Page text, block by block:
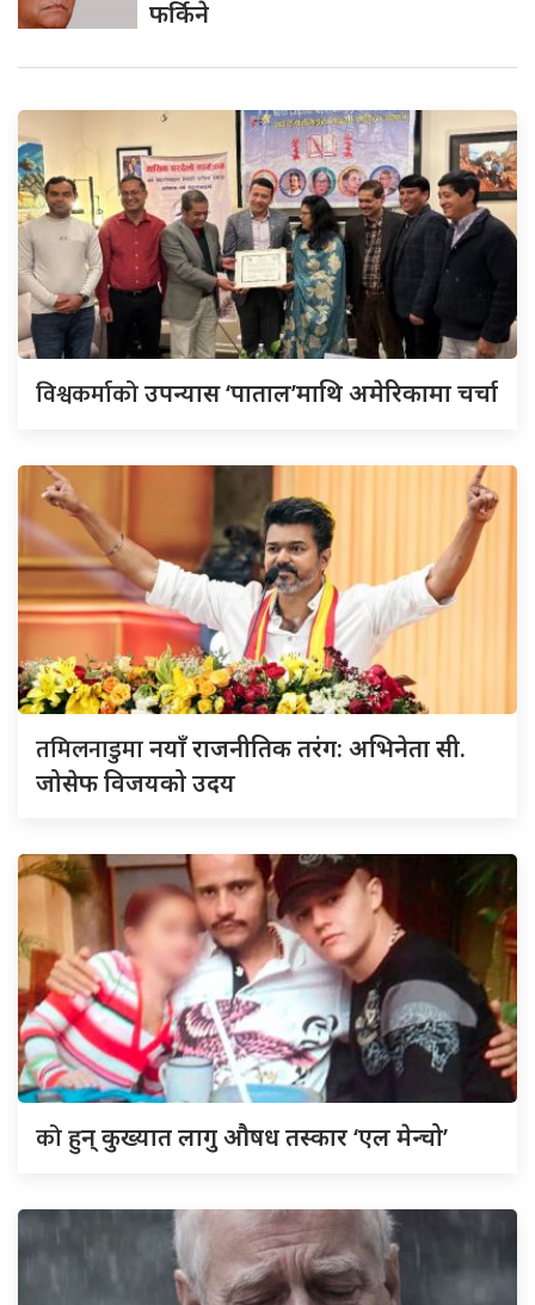
फर्किने
विश्वकर्माकोउपन्यास ‘पाताल’माथि अमेरिकामा चर्चा
तमिलनाडुमानयाँ राजनीतिक तरंग: अभिनेता सी.
जोसेफ विजयको उदय
कोहुन् कुख्यात लागु औषध तस्कार ‘एल मेन्चो’